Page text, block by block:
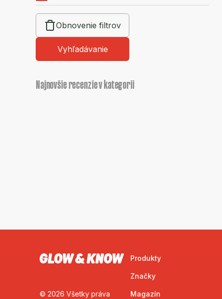
Obnovenie filtrov
Vyhľadávanie
Najnovšie recenzie v kategorii
© 2026 Všetky práva
Produkty
Značky
Magazín